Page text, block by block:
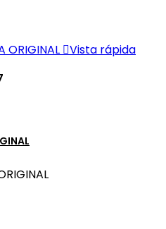
Vista rápida